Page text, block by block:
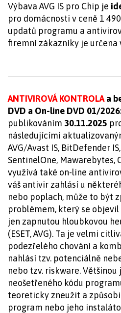
Výbava AVG IS pro Chip je
pro domácnosti v ceně 1
updatů programu a
firemní zákazníky je určena
ANTIVIROVÁ KONTROLAa
DVD a On-line DVD 01/
publikováním 30.11.2025
následujícími
AVG/Avast IS, BitDefender
SentinelOne, Mawarebytes,
využívá také on-line
váš antivir zahlásí u
nebo poplach, může to být
problémem, který se objevil
jen zapnutou hloubkovou
(ESET, AVG). Ta je velmi
podezřelého chování a
nahlásí tzv. potenciálně
nebo tzv. riskware.
neošetřeného kódu
teoreticky zneužit a
program nebo jeho